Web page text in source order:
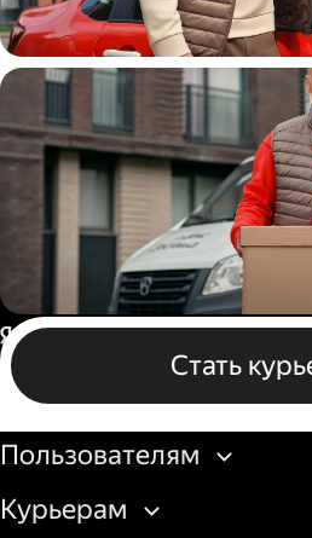
Автокурьер
Водитель
Стать
Бизнесу
Пользователям
Курьерам